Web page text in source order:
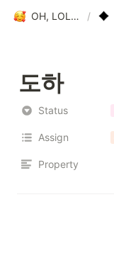
OH, LOLLY DAY! /
도하
Status
Assign
Property